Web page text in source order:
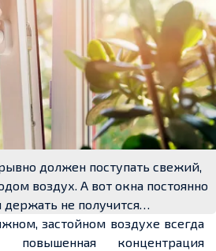
должен поступать свежий,
воздух. А вот окна постоянно
не получится…
застойном воздухе всегда
повышенная концентрация